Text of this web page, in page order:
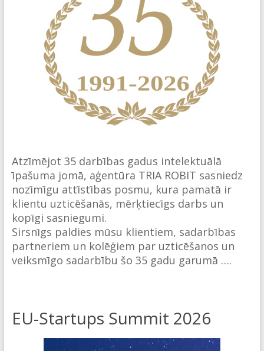
Atzīmējot 35 darbības gadus intelektuālā
īpašuma jomā, aģentūra TRIA ROBIT sasniedz
nozīmīgu attīstības posmu, kura pamatā ir
klientu uzticēšanās, mērķtiecīgs darbs un
kopīgi sasniegumi.
Sirsnīgs paldies mūsu klientiem, sadarbības
partneriem un kolēģiem par uzticēšanos un
veiksmīgo sadarbību šo 35 gadu garumā ….
EU-Startups Summit 2026